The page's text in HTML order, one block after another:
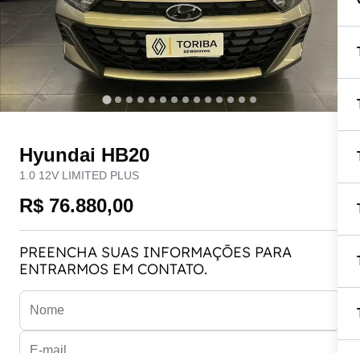
Hyundai HB20
1.0 12V LIMITED PLUS
R$ 76.880,00
PREENCHA SUAS INFORMAÇÕES PARA
ENTRARMOS EM CONTATO.